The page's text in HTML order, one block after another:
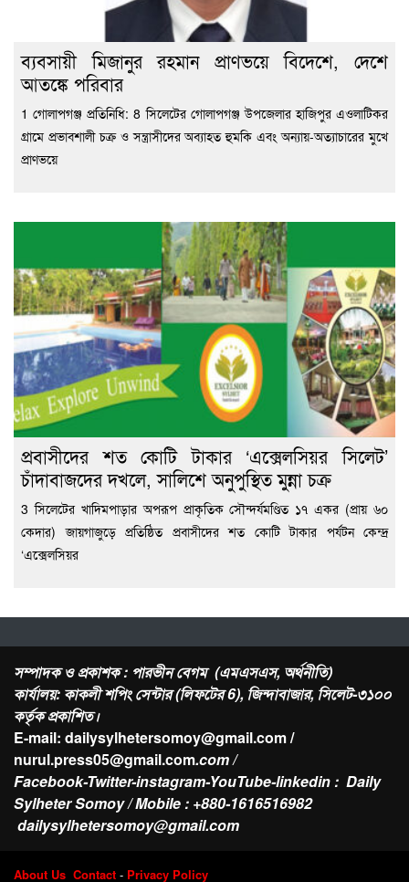
ব্যবসায়ী মিজানুর রহমান প্রাণভয়ে বিদেশে, দেশে
আতঙ্কে পরিবার
1 গোলাপগঞ্জ প্রতিনিধি: 8 সিলেটের গোলাপগঞ্জ উপজেলার হাজিপুর এওলাটিকর
গ্রামে প্রভাবশালী চক্র ও সন্ত্রাসীদের অব্যাহত হুমকি এবং অন্যায়-অত্যাচারের মুখে
প্রাণভয়ে
প্রবাসীদের শত কোটি টাকার ‘এক্সেলসিয়র সিলেট’
চাঁদাবাজদের দখলে, সালিশে অনুপুস্থিত মুন্না চক্র
3 সিলেটের খাদিমপাড়ার অপরূপ প্রাকৃতিক সৌন্দর্যমণ্ডিত ১৭ একর (প্রায় ৬০
কেদার) জায়গাজুড়ে প্রতিষ্ঠিত প্রবাসীদের শত কোটি টাকার পর্যটন কেন্দ্র
‘এক্সেলসিয়র
সম্পাদক ও প্রকাশক : পারভীন বেগম (এমএসএস, অর্থনীতি)
কার্যালয়: কাকলী শপিং সেন্টার (লিফটের 6), জিন্দাবাজার, সিলেট-৩১০০
কর্তৃক প্রকাশিত।
E-mail: dailysylhetersomoy@gmail.com /
nurul.press05@gmail.com.com /
Facebook-Twitter-instagram-YouTube-linkedin : Daily
Sylheter Somoy / Mobile : +880-1616516982
dailysylhetersomoy@gmail.com
About Us Contact - Privacy Policy